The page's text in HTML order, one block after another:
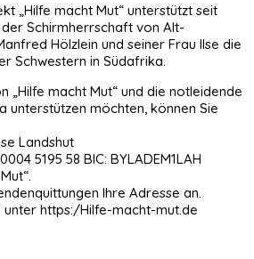
„Hilfe macht Mut“ unterstützt seit
Schirmherrschaft von Alt-
Hölzlein und seiner Frau Ilse die
Schwestern in Südafrika.
„Hilfe macht Mut“ und die notleidende
unterstützen möchten, können Sie
Landshut
5195 58 BIC: BYLADEM1LAH
Ihre Adresse an.
https:/Hilfe-macht-mut.de